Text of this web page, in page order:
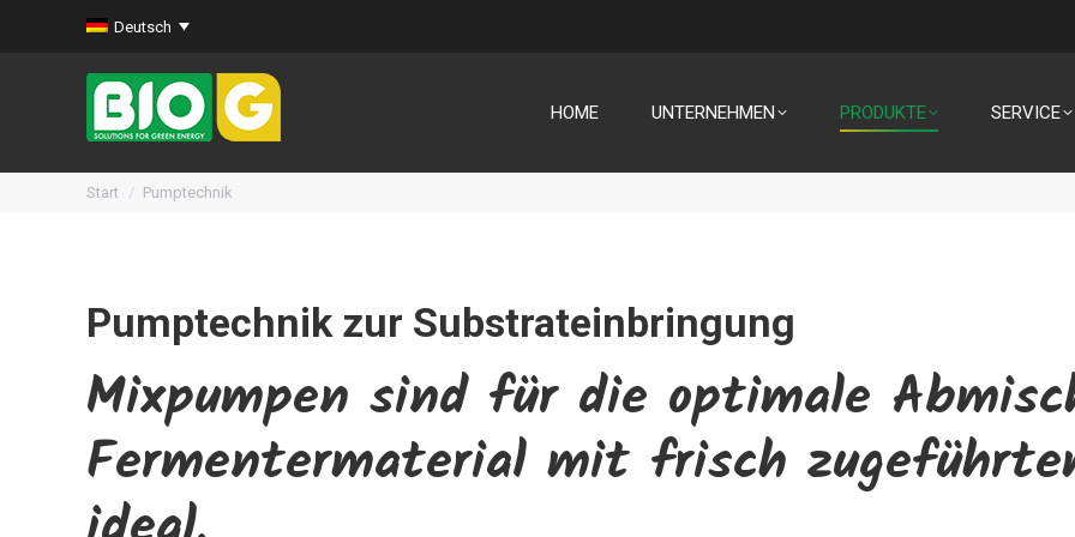
Deutsch
HOME UNTERNEHMEN PRODUKTE SERVICE
Sie befinden sich hier:
Start Pumptechnik
Pumptechnik zur Substrateinbringung
Mixpumpen sind für die optimale
Fermentermaterial mit frisch